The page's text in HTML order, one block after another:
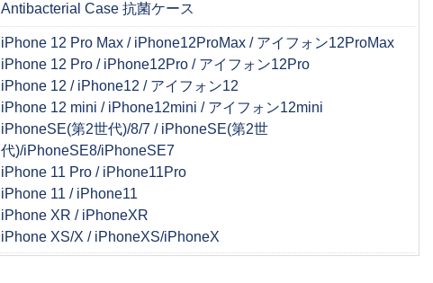
Antibacterial Case 抗菌ケース
iPhone 12 Pro Max / iPhone12ProMax / アイフォン12ProMax
iPhone 12 Pro / iPhone12Pro / アイフォン12Pro
iPhone 12 / iPhone12 / アイフォン12
iPhone 12 mini / iPhone12mini / アイフォン12mini
iPhoneSE(第2世代)/8/7 / iPhoneSE(第2世
代)/iPhoneSE8/iPhoneSE7
iPhone 11 Pro / iPhone11Pro
iPhone 11 / iPhone11
iPhone XR / iPhoneXR
iPhone XS/X / iPhoneXS/iPhoneX